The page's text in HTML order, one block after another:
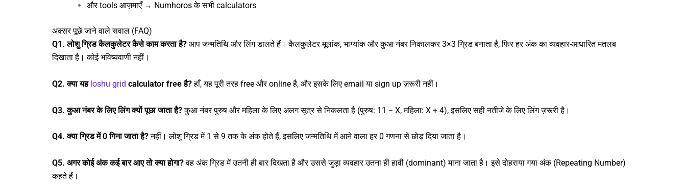
और tools आज़माएँ → Numhoros के सभी calculators
अक्सर पूछे जाने वाले सवाल (FAQ)
Q1. लोशु ग्रिड कैलकुलेटर कैसे काम करता है? आप जन्मतिथि और लिंग डालते हैं। कैलकुलेटर मूलांक, भाग्यांक और कुआ नंबर निकालकर 3×3 ग्रिड बनाता है, फिर हर अंक का व्यवहार-आधारित मतलब
दिखाता है। कोई भविष्यवाणी नहीं।
Q2. क्या यह loshu grid calculator free है?हाँ, यह पूरी तरह free और online है, और इसके लिए email या sign up ज़रूरी नहीं।
Q3. कुआ नंबर के लिए लिंग क्यों पूछा जाता है?कुआ नंबर पुरुष और महिला के लिए अलग सूत्र से निकलता है (पुरुष: 11 − X, महिला: X + 4), इसलिए सही नतीजे के लिए लिंग ज़रूरी है।
Q4. क्या ग्रिड में 0 गिना जाता है?नहीं। लोशु ग्रिड में 1 से 9 तक के अंक होते हैं, इसलिए जन्मतिथि में आने वाला हर 0 गणना से छोड़ दिया जाता है।
Q5. अगर कोई अंक कई बार आए तो क्या होगा?वह अंक ग्रिड में उतनी ही बार दिखता है और उससे जुड़ा व्यवहार उतना ही हावी (dominant) माना जाता है। इसे दोहराया गया अंक (Repeating Number)
कहते हैं।